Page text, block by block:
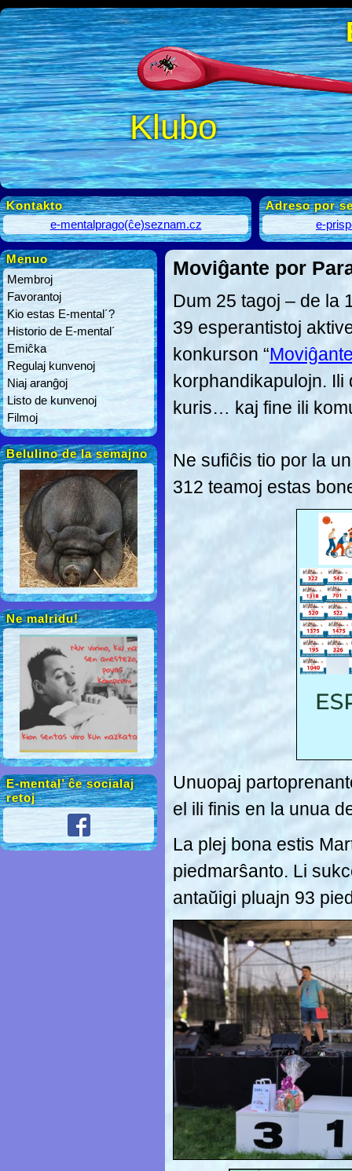
Klubo
Kontakto
e-mentalprago(ĉe)seznam.cz
Adreso por
e-
Menuo
Membroj
Favorantoj
Kio estas E-mental´?
Historio de E-mental´
Emiĉka
Regulaj kunvenoj
Niaj aranĝoj
Listo de kunvenoj
Filmoj
Belulino de la semajno
Ne malridu!
E-mental’ ĉe socialaj
retoj
Moviĝante por
Dum 25 tagoj – de la
39 esperantistoj
konkurson “
korphandikapulojn. Ili
kuris… kaj fine ili
Ne sufiĉis tio por la
312 teamoj estas
Unuopaj
el ili finis en la unua
La plej bona estis
piedmarŝanto. Li
antaŭigi pluajn 93